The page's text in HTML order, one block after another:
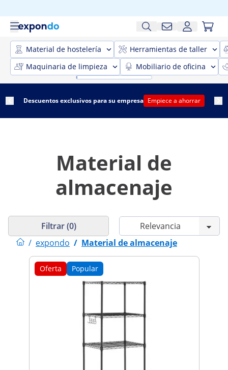
Material de hostelería
Herramientas de taller
Maquinaria de limpieza
Mobiliario de oficina
Descuentos exclusivos para su empresa Empiece a ahorrar
Material de
almacenaje
/ expondo / Material de almacenaje
Filtrar (0)
Oferta Popular